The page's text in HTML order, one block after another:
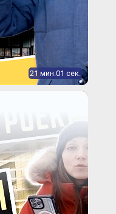
21 мин.01 сек.